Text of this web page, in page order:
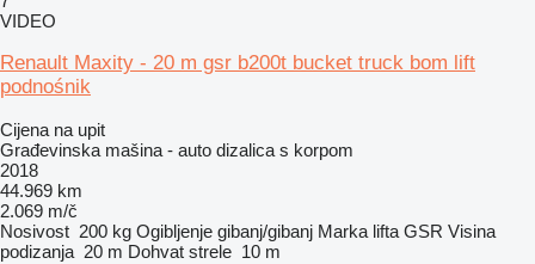
VIDEO
Renault Maxity - 20 m gsr b200t bucket truck bom lift
podnośnik
Cijena na upit
Građevinska mašina - auto dizalica s korpom
2018
44.969 km
2.069 m/č
Nosivost 200 kg Ogibljenje gibanj/gibanj Marka lifta GSR Visina
podizanja 20 m Dohvat strele 10 m